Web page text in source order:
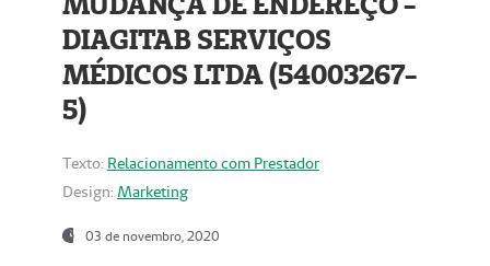
DIAGITAB SERVIÇOS
MÉDICOS LTDA (54003267-
5)
Texto: Relacionamento com Prestador
Design: Marketing
03 de novembro, 2020